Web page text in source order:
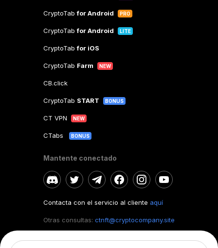
CryptoTabfor Android PRO
CryptoTabfor Android LITE
CryptoTabfor iOS
CryptoTab Farm NEW
CB.click
CryptoTab START BONUS
CT VPN NEW
CTabs BONUS
Mantente conectado
Contacta con el servicio al cliente aquí
Otras consultas: ctnft@cryptocompany.site